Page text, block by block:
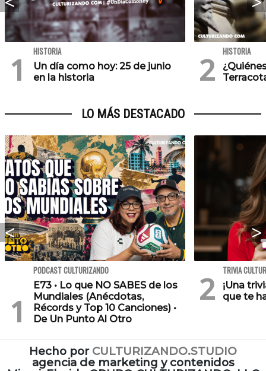
HISTORIA
Un día como hoy: 25 de junio
en la historia
HISTORIA
LO MÁS DESTACADO
PODCAST CULTURIZANDO
E73 • Lo que NO SABES de los
Mundiales (Anécdotas,
Récords y Top 10 Canciones) •
De Un Punto Al Otro
TRIVIA
¡Una
que te
Hecho por CULTURIZANDO.STUDIO
agencia de marketing y contenidos